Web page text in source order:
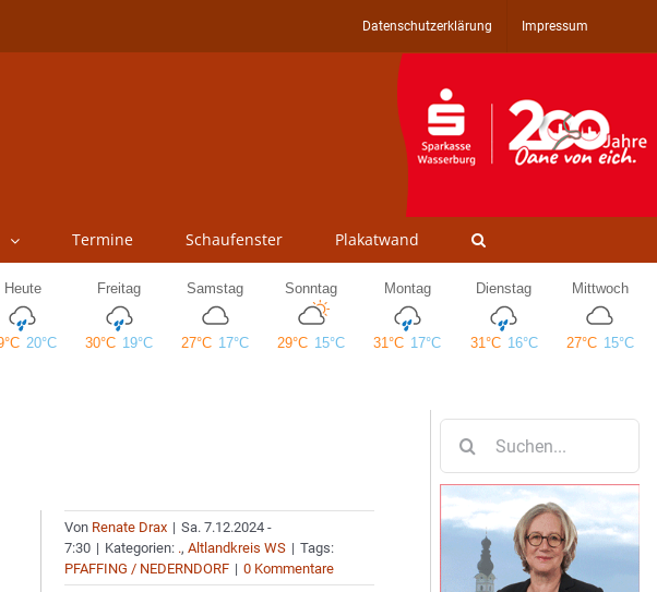
Datenschutzerklärung Impressum
Termine Schaufenster Plakatwand
Von Renate Drax | Sa. 7.12.2024 -
7:30 | Kategorien: .,Altlandkreis WS | Tags:
PFAFFING / NEDERNDORF | 0 Kommentare
nach: